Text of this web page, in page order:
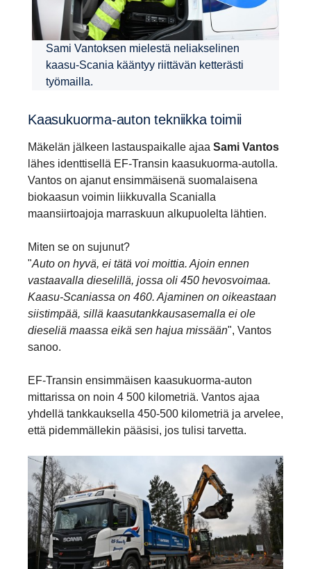
Sami Vantoksen mielestä neliakselinen
kaasu-Scania kääntyy riittävän ketterästi
työmailla.
Kaasukuorma-​auton tekniikka toimii
Mäkelän jälkeen lastauspaikalle ajaa Sami Vantos
lähes identtisellä EF-Transin kaasukuorma-autolla.
Vantos on ajanut ensimmäisenä suomalaisena
biokaasun voimin liikkuvalla Scanialla
maansiirtoajoja marraskuun alkupuolelta lähtien.
Miten se on sujunut?
"Auto on hyvä, ei tätä voi moittia. Ajoin ennen
vastaavalla dieselillä, jossa oli 450 hevosvoimaa.
Kaasu-Scaniassa on 460. Ajaminen on oikeastaan
siistimpää, sillä kaasutankkausasemalla ei ole
dieseliä maassa eikä sen hajua missään", Vantos
sanoo.
EF-Transin ensimmäisen kaasukuorma-auton
mittarissa on noin 4 500 kilometriä. Vantos ajaa
yhdellä tankkauksella 450-500 kilometriä ja arvelee,
että pidemmällekin pääsisi, jos tulisi tarvetta.